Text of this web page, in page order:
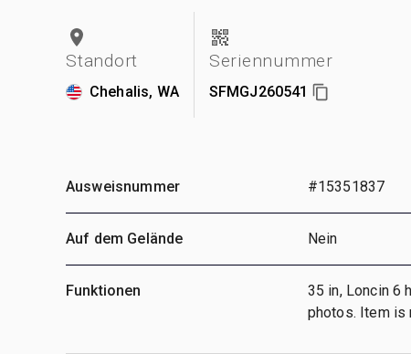
Standort
Chehalis, WA
Seriennummer
SFMGJ260541
Ausweisnummer #15351837
Auf dem Gelände Nein
Funktionen
35 in, Loncin 6
photos. Item is